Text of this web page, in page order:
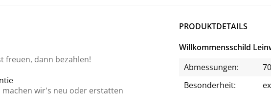
freuen, dann bezahlen!
machen wir’s neu oder erstatten
PRODUKTDETAILS
Willkommensschild
Abmessungen:
Besonderheit: